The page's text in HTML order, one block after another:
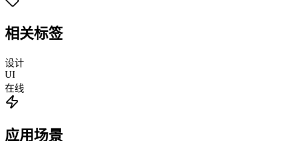
相关标签
设计
UI
在线
应用场景